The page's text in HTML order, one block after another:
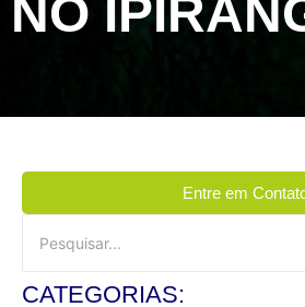
NO
Entre em
CATEGORIAS: